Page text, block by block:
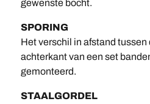
gewenste bocht.
SPORING
Het verschil in afstand tussen
achterkant van een set
gemonteerd.
STAALGORDEL